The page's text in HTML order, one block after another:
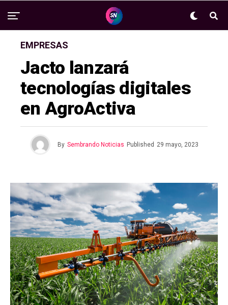
EMPRESAS
Jacto lanzará
tecnologías digitales
en AgroActiva
By Sembrando Noticias Published 29 mayo, 2023